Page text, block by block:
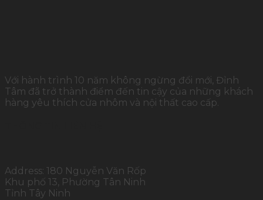
Với hành trình 10 năm không ngừng đổi mới, Đỉnh
Tâm đã trở thành điểm đến tin cậy của những khách
hàng yêu thích cửa nhôm và nội thất cao cấp.
Address: 180 Nguyễn Văn Rốp
Khu phố 13, Phường Tân Ninh
Tỉnh Tây Ninh